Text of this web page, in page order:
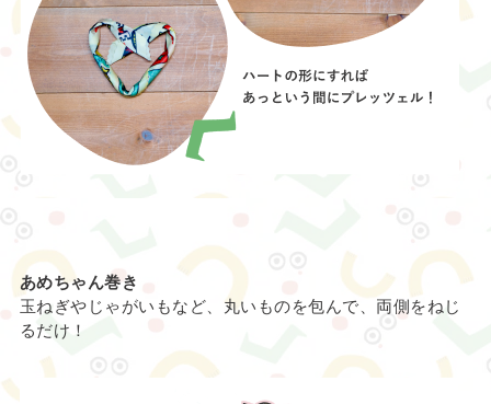
あめちゃん巻き
玉ねぎやじゃがいもなど、丸いものを包んで、両側をねじ
るだけ！